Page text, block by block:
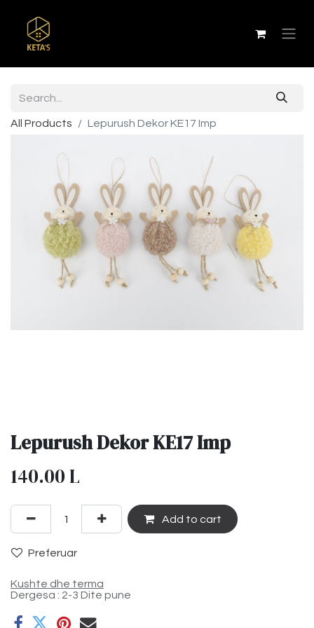
All Products Lepurush Dekor KE17 Imp
Lepurush Dekor KE17 Imp
140.00L
Add to cart
Preferuar
Kushte dhe terma
Dergesa : 2-3 Dite pune